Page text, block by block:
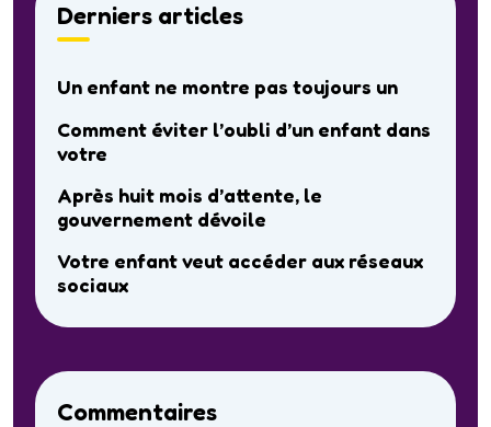
Derniers articles
Un enfant ne montre pas toujours un
Comment éviter l’oubli d’un enfant dans
votre
Après huit mois d’attente, le
gouvernement dévoile
Votre enfant veut accéder aux réseaux
sociaux
Commentaires